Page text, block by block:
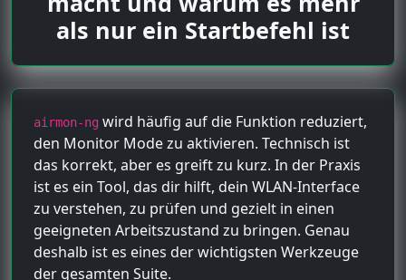
als nur ein Startbefehl ist
airmon-ng wird häufig auf die Funktion reduziert,
den Monitor Mode zu aktivieren. Technisch ist
das korrekt, aber es greift zu kurz. In der Praxis
ist es ein Tool, das dir hilft, dein WLAN-Interface
zu verstehen, zu prüfen und gezielt in einen
geeigneten Arbeitszustand zu bringen. Genau
deshalb ist es eines der wichtigsten Werkzeuge
der gesamten Suite.